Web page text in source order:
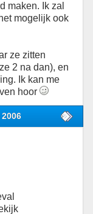
maken. Ik zal
mogelijk ook
ze zitten
2 na dan), en
Ik kan me
hoor